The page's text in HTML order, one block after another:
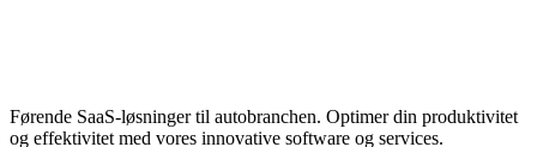
Førende SaaS-løsninger til autobranchen. Optimer din produktivitet
og effektivitet med vores innovative software og services.